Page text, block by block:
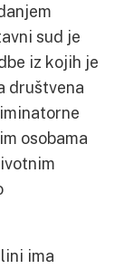
sud je
iz kojih je
društvena
osobama
ima